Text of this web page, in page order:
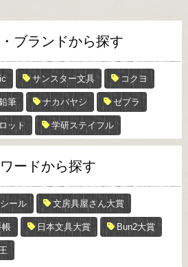
ブランドから探す
サンスター文具 コクヨ
筆 ナカバヤシ ゼブラ
ット 学研ステイフル
ードから探す
シール 文房具屋さん大賞
帳 日本文具大賞 Bun2大賞